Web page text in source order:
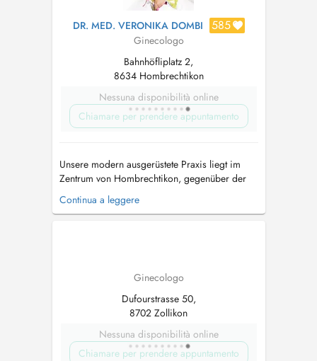
DR. MED. VERONIKA DOMBI 585
Ginecologo
Bahnhöfliplatz 2,
8634 Hombrechtikon
Nessuna disponibilità online
Chiamare per prendere appuntamento
Unsere modern ausgerüstete Praxis liegt im
Zentrum von Hombrechtikon, gegenüber der
Katholischen Kirche / neben dem
Gemeindesaal, im Zürcher Oberland. Als
Continua a leggere
Ginecologo
Dufourstrasse 50,
8702 Zollikon
Nessuna disponibilità online
Chiamare per prendere appuntamento